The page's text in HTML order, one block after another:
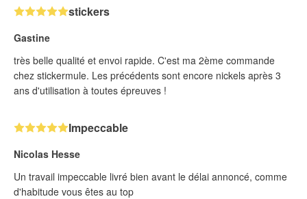
stickers
Gastine
très belle qualité et envoi rapide. C'est ma 2ème commande
chez stickermule. Les précédents sont encore nickels après 3
ans d'utilisation à toutes épreuves !
Impeccable
Nicolas Hesse
Un travail impeccable livré bien avant le délai annoncé, comme
d'habitude vous êtes au top